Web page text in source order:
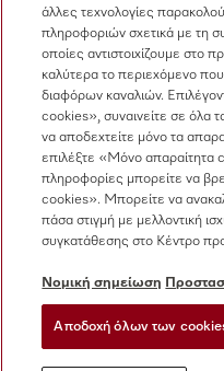
Ακολουθήστε τη Miele
Νομική σημείωση
Ρυθμίσεις cookies
άλλες τεχνολογίες
πληροφοριών σχετικά με τη
οποίες αντιστοιχίζουμε στο
καλύτερα το περιεχόμενο
διαφόρων καναλιών.
cookies», συναινείτε σε όλα
να αποδεχτείτε μόνο τα
επιλέξτε «Μόνο απαραίτητα
πληροφορίες μπορείτε να
cookies». Μπορείτε να
πάσα στιγμή με μελλοντική
συγκατάθεσης στο Κέντρο
Νομική σημείωση
Αποδοχή όλων των